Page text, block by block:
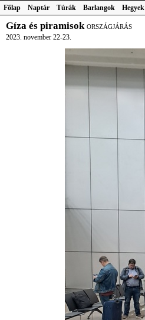
Főlap Naptár Túrák Barlangok Hegyek
Gíza és piramisok ORSZÁGJÁRÁS
2023. november 22-23.